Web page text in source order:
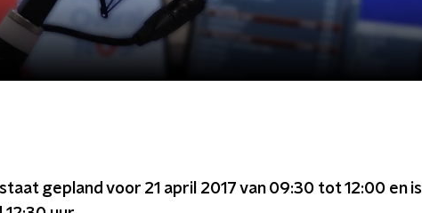
gepland voor 21 april 2017 van 09:30 tot 12:00 en is